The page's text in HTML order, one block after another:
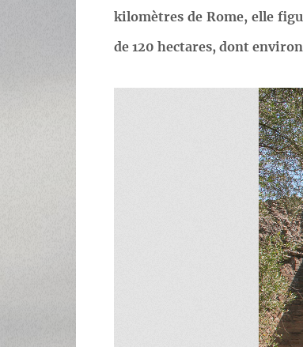
kilomètres de Rome, elle
de 120 hectares, dont